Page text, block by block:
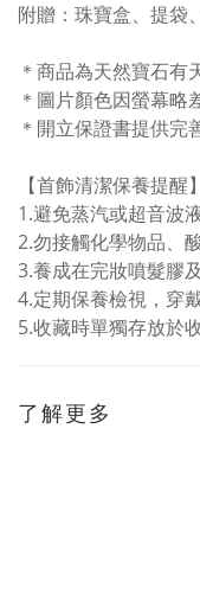
附贈：珠寶盒、提袋
＊商品為天然寶石有
＊圖片顏色因螢幕略
＊開立保證書提供完
【首飾清潔保養提醒】
1.避免蒸汽或超音波
2.勿接觸化學物品、
3.養成在完妝噴髮膠
4.定期保養檢視，穿
5.收藏時單獨存放於
了解更多